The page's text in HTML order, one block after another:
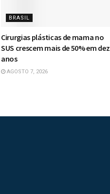
BRASIL
Cirurgias plásticas de mama no
SUS crescem mais de 50% em dez
anos
AGOSTO 7, 2026